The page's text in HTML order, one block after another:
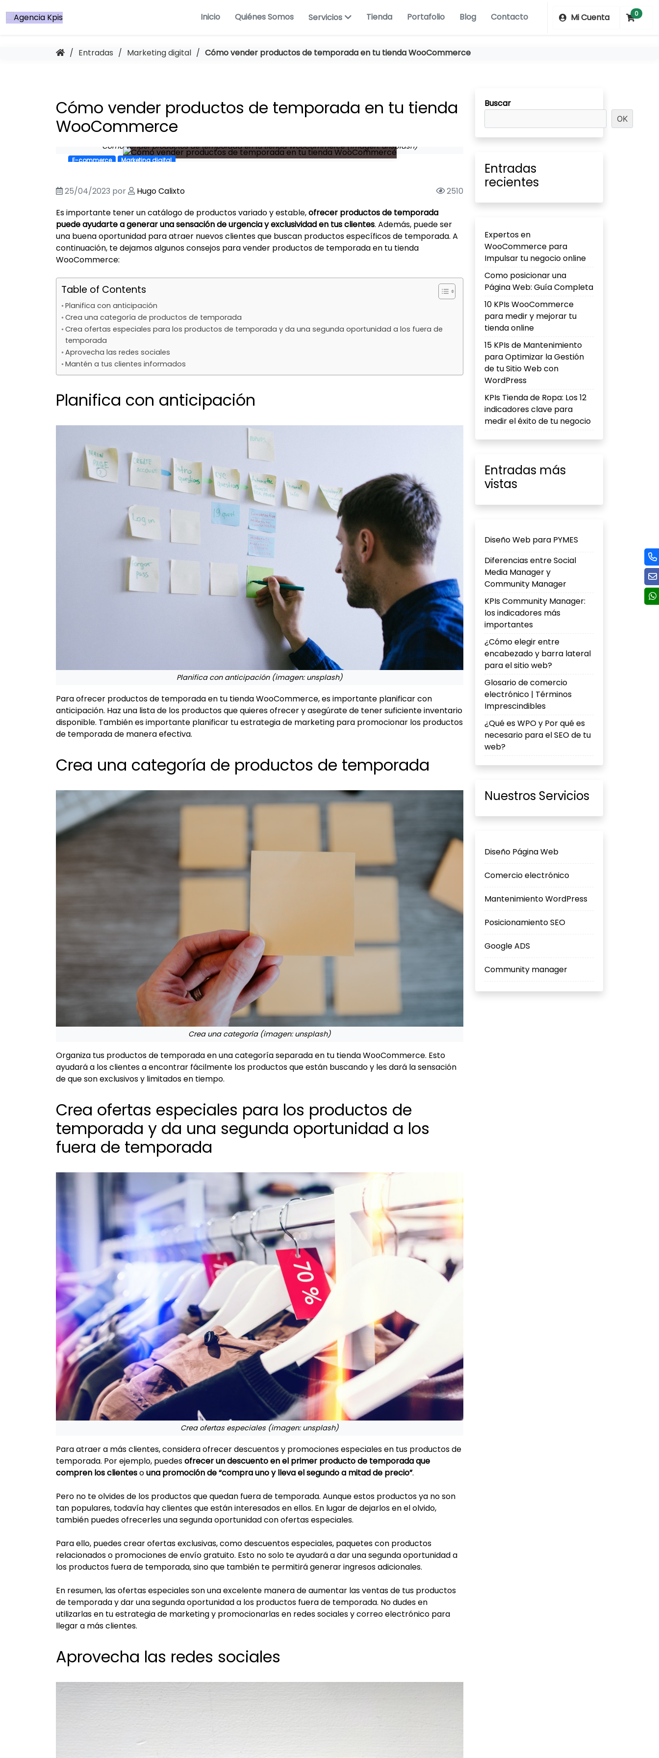
al
Inicio Quiénes Somos Servicios Tienda Portafolio Blog Contacto Mi Cuenta 0
/ Entradas / Marketing digital / Cómo vender productos de temporada en tu tienda WooCommerce
Cómo vender productos de temporada en tu tienda
WooCommerce
Cómo vender productos de temporada en tu tienda WooCommerce (imagen: unsplash)
E-commerce Marketing digital
25/04/2023 por Hugo Calixto
2510
Es importante tener un catálogo de productos variado y estable,ofrecer productos de temporada
puede ayudarte a generar una sensación de urgencia y exclusividad en tus clientes. Además, puede ser
una buena oportunidad para atraer nuevos clientes que buscan productos específicos de temporada. A
continuación, te dejamos algunos consejos para vender productos de temporada en tu tienda
WooCommerce:
Table of Contents
Planifica con anticipación
Crea una categoría de productos de temporada
Crea ofertas especiales para los productos de temporada y da una segunda oportunidad a los fuera de
temporada
Aprovecha las redes sociales
Mantén a tus clientes informados
Planifica con anticipación
Planifica con anticipación (imagen: unsplash)
Para ofrecer productos de temporada en tu tienda WooCommerce, es importante planificar con
anticipación. Haz una lista de los productos que quieres ofrecer y asegúrate de tener suficiente inventario
disponible. También es importante planificar tu estrategia de marketing para promocionar los productos
de temporada de manera efectiva.
Crea una categoría de productos de temporada
Crea una categoría (imagen: unsplash)
Organiza tus productos de temporada en una categoría separada en tu tienda WooCommerce. Esto
ayudará a los clientes a encontrar fácilmente los productos que están buscando y les dará la sensación
de que son exclusivos y limitados en tiempo.
Crea ofertas especiales para los productos de
temporada y da una segunda oportunidad a los
fuera de temporada
Crea ofertas especiales (imagen: unsplash)
Para atraer a más clientes, considera ofrecer descuentos y promociones especiales en tus productos de
temporada. Por ejemplo, puedesofrecer un descuento en el primer producto de temporada que
compren los clientesouna promoción de “compra uno y lleva el segundo a mitad de precio”.
Pero no te olvides de los productos que quedan fuera de temporada. Aunque estos productos ya no son
tan populares, todavía hay clientes que están interesados en ellos. En lugar de dejarlos en el olvido,
también puedes ofrecerles una segunda oportunidad con ofertas especiales.
Para ello, puedes crear ofertas exclusivas, como descuentos especiales, paquetes con productos
relacionados o promociones de envío gratuito. Esto no solo te ayudará a dar una segunda oportunidad a
los productos fuera de temporada, sino que también te permitirá generar ingresos adicionales.
En resumen, las ofertas especiales son una excelente manera de aumentar las ventas de tus productos
de temporada y dar una segunda oportunidad a los productos fuera de temporada. No dudes en
utilizarlas en tu estrategia de marketing y promocionarlas en redes sociales y correo electrónico para
llegar a más clientes.
Aprovecha las redes sociales
Buscar
OK
Entradas
recientes
Expertos en
WooCommerce para
Impulsar tu negocio online
Como posicionar una
Página Web: Guía Completa
10 KPIs WooCommerce
para medir y mejorar tu
tienda online
15 KPIs de Mantenimiento
para Optimizar la Gestión
de tu Sitio Web con
WordPress
KPIs Tienda de Ropa: Los 12
indicadores clave para
medir el éxito de tu negocio
Entradas más
vistas
Diseño Web para PYMES
Diferencias entre Social
Media Manager y
Community Manager
KPIs Community Manager:
los indicadores más
importantes
¿Cómo elegir entre
encabezado y barra lateral
para el sitio web?
Glosario de comercio
electrónico | Términos
Imprescindibles
¿Qué es WPO y Por qué es
necesario para el SEO de tu
web?
Nuestros Servicios
Diseño Página Web
Comercio electrónico
Mantenimiento WordPress
Posicionamiento SEO
Google ADS
Community manager